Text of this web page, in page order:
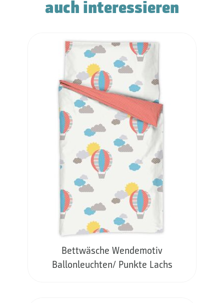
auch interessieren
Bettwäsche Wendemotiv
Ballonleuchten/ Punkte Lachs